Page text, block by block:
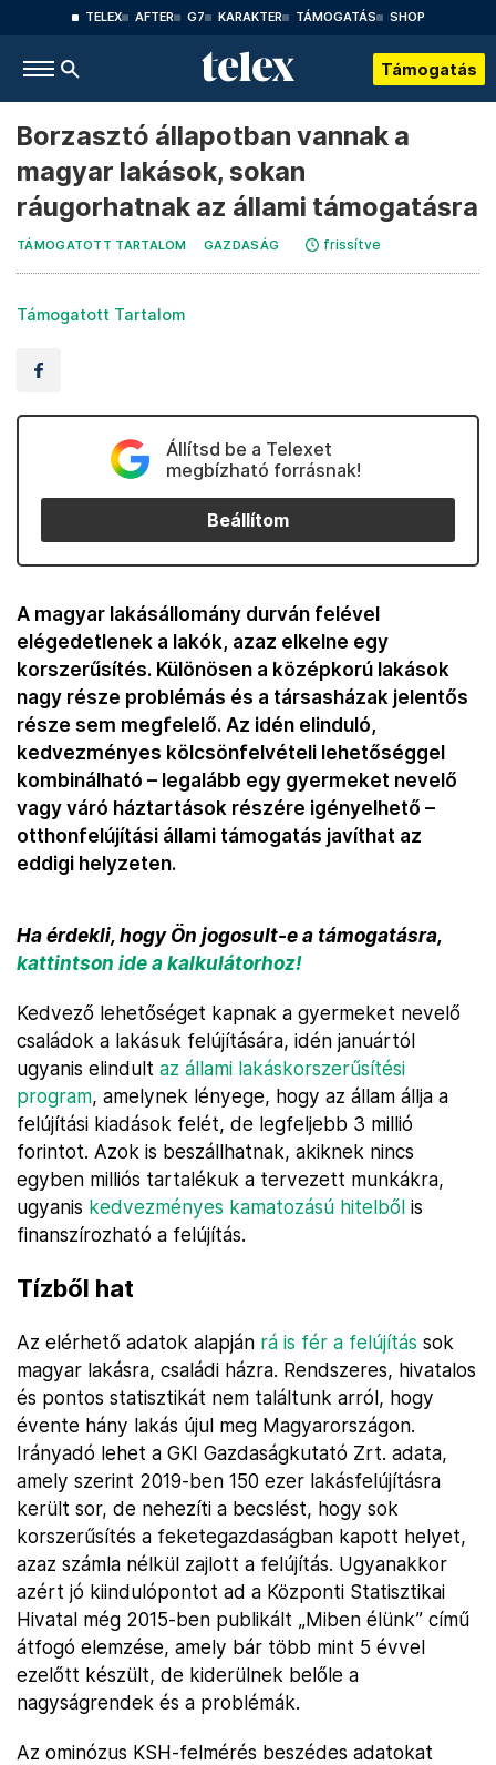
TELEX AFTER G7 KARAKTER TÁMOGATÁS SHOP
Támogatás
Borzasztó állapotban vannak a
magyar lakások, sokan
ráugorhatnak az állami támogatásra
TÁMOGATOTT TARTALOM GAZDASÁG frissítve
Támogatott Tartalom
Állítsd be a Telexet
megbízható forrásnak!
Beállítom
A magyar lakásállomány durván felével
elégedetlenek a lakók, azaz elkelne egy
korszerűsítés. Különösen a középkorú lakások
nagy része problémás és a társasházak jelentős
része sem megfelelő. Az idén elinduló,
kedvezményes kölcsönfelvételi lehetőséggel
kombinálható – legalább egy gyermeket nevelő
vagy váró háztartások részére igényelhető –
otthonfelújítási állami támogatás javíthat az
eddigi helyzeten.
Ha érdekli, hogy Ön jogosult-e a támogatásra,
kattintson ide a kalkulátorhoz!
Kedvező lehetőséget kapnak a gyermeket nevelő
családok a lakásuk felújítására, idén januártól
ugyanis elindult az állami lakáskorszerűsítési
program, amelynek lényege, hogy az állam állja a
felújítási kiadások felét, de legfeljebb 3 millió
forintot. Azok is beszállhatnak, akiknek nincs
egyben milliós tartalékuk a tervezett munkákra,
ugyanis kedvezményes kamatozású hitelből is
finanszírozható a felújítás.
Tízből hat
Az elérhető adatok alapján rá is fér a felújítás sok
magyar lakásra, családi házra. Rendszeres, hivatalos
és pontos statisztikát nem találtunk arról, hogy
évente hány lakás újul meg Magyarországon.
Irányadó lehet a GKI Gazdaságkutató Zrt. adata,
amely szerint 2019-ben 150 ezer lakásfelújításra
került sor, de nehezíti a becslést, hogy sok
korszerűsítés a feketegazdaságban kapott helyet,
azaz számla nélkül zajlott a felújítás. Ugyanakkor
azért jó kiindulópontot ad a Központi Statisztikai
Hivatal még 2015-ben publikált „Miben élünk” című
átfogó elemzése, amely bár több mint 5 évvel
ezelőtt készült, de kiderülnek belőle a
nagyságrendek és a problémák.
Az ominózus KSH-felmérés beszédes adatokat